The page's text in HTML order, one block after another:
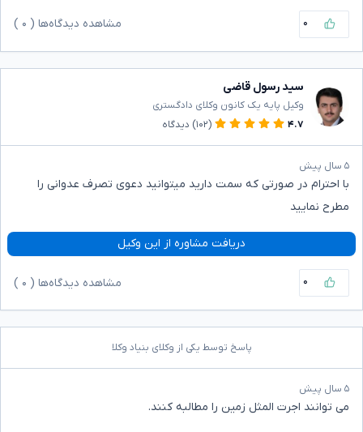
۰ مشاهده دیدگاه‌ها ( ۰
سید رسول قاضی
وکیل پایه یک کانون وکلای دادگستری
۴.۷
(۱۰۲) دیدگاه
۵ سال پیش
با احترام در صورتی که سمت دارید میتوانید دعوی تصرف عدوانی را
مطرح نمایید
دریافت مشاوره از این وکیل
۰ مشاهده دیدگاه‌ها ( ۰
پاسخ توسط یکی از وکلای بنیاد وکلا
۵ سال پیش
می توانند اجرت المثل زمین را مطالبه کنند.